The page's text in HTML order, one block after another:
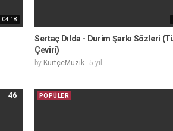
04:18
Sertaç Dılda - Durim Şarkı Sözleri
Çeviri)
by KürtçeMüzik 5 yıl
46 POPÜLER